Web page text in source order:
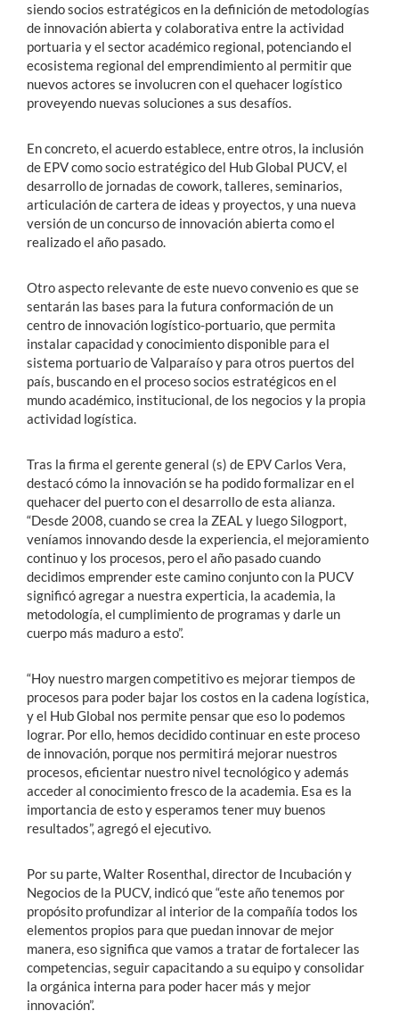
siendo socios estratégicos en la definición de metodologías
de innovación abierta y colaborativa entre la actividad
portuaria y el sector académico regional, potenciando el
ecosistema regional del emprendimiento al permitir que
nuevos actores se involucren con el quehacer logístico
proveyendo nuevas soluciones a sus desafíos.
En concreto, el acuerdo establece, entre otros, la inclusión
de EPV como socio estratégico del Hub Global PUCV, el
desarrollo de jornadas de cowork, talleres, seminarios,
articulación de cartera de ideas y proyectos, y una nueva
versión de un concurso de innovación abierta como el
realizado el año pasado.
Otro aspecto relevante de este nuevo convenio es que se
sentarán las bases para la futura conformación de un
centro de innovación logístico-portuario, que permita
instalar capacidad y conocimiento disponible para el
sistema portuario de Valparaíso y para otros puertos del
país, buscando en el proceso socios estratégicos en el
mundo académico, institucional, de los negocios y la propia
actividad logística.
Tras la firma el gerente general (s) de EPV Carlos Vera,
destacó cómo la innovación se ha podido formalizar en el
quehacer del puerto con el desarrollo de esta alianza.
“Desde 2008, cuando se crea la ZEAL y luego Silogport,
veníamos innovando desde la experiencia, el mejoramiento
continuo y los procesos, pero el año pasado cuando
decidimos emprender este camino conjunto con la PUCV
significó agregar a nuestra experticia, la academia, la
metodología, el cumplimiento de programas y darle un
cuerpo más maduro a esto”.
“Hoy nuestro margen competitivo es mejorar tiempos de
procesos para poder bajar los costos en la cadena logística,
y el Hub Global nos permite pensar que eso lo podemos
lograr. Por ello, hemos decidido continuar en este proceso
de innovación, porque nos permitirá mejorar nuestros
procesos, eficientar nuestro nivel tecnológico y además
acceder al conocimiento fresco de la academia. Esa es la
importancia de esto y esperamos tener muy buenos
resultados”, agregó el ejecutivo.
Por su parte, Walter Rosenthal, director de Incubación y
Negocios de la PUCV, indicó que “este año tenemos por
propósito profundizar al interior de la compañía todos los
elementos propios para que puedan innovar de mejor
manera, eso significa que vamos a tratar de fortalecer las
competencias, seguir capacitando a su equipo y consolidar
la orgánica interna para poder hacer más y mejor
innovación”.